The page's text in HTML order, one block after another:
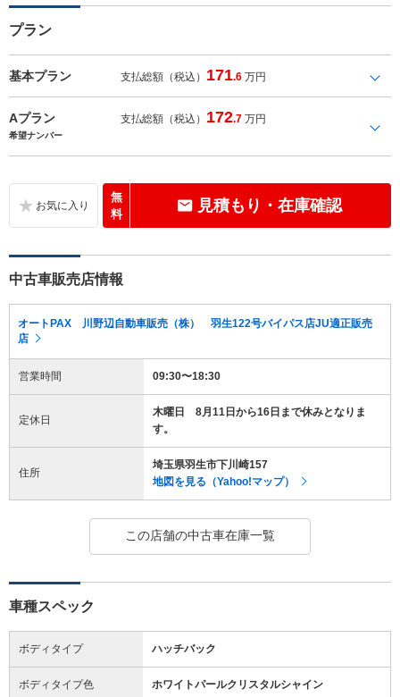
プラン
基本プラン 支払総額（税込） 171.6 万円
Aプラン 支払総額（税込） 172.7 万円
希望ナンバー
無
料
見積もり・在庫確認
中古車販売店情報
オートPAX 川野辺自動車販売（株） 羽生122号バイパス店JU適正販売
店
営業時間 09:30〜18:30
定休日
木曜日 8月11日から16日まで休みとなりま
す。
住所
埼玉県羽生市下川崎157
地図を見る（Yahoo!マップ）
この店舗の中古車在庫一覧
車種スペック
ボディタイプ ハッチバック
ボディタイプ色 ホワイトパールクリスタルシャイン